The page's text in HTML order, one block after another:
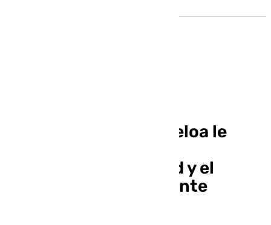
Mbappé dice que Arbeloa le
delantero» del Madrid y el
entrenador lo desmiente